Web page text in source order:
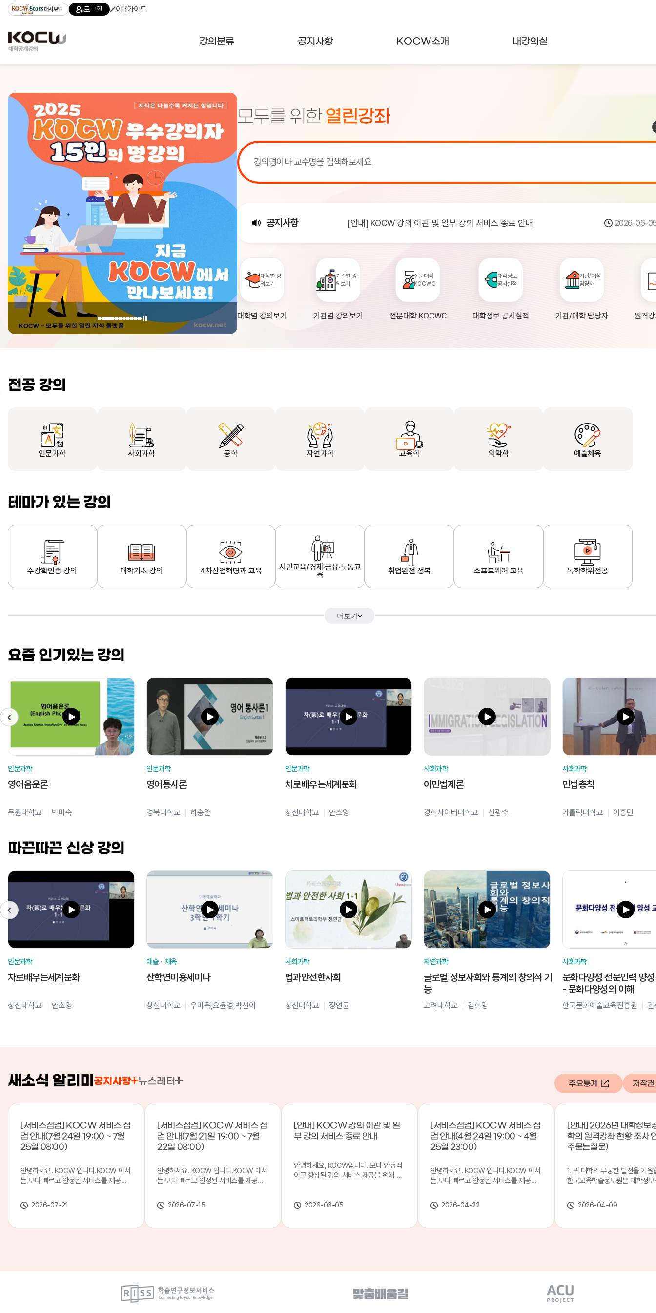
대시보드 로그인 이용가이드
강의분류
기관강의
테마강의
공지사항
주요통계현황
KOCW소개 내강의실
모두를 위한 열린강좌
공지사항
[서비스점검] KOCW 서비스 점검 안내(7월 24일 19:00 ~ 7월... 2026-07-
[안내] KOCW 강의 이관 및 일부 강의 서비스 종료 안내 2026-06-
[안내] 2026년 대학정보공시 대학의 원격강좌 현황 조사 안내(자주묻... 2026-04-
대학별 강
의보기
대학별 강의보기
기관별 강
의보기
기관별 강의보기
전문대학
KOCWC
전문대학 KOCWC
대학정보
공시실적
대학정보 공시실적
기관/대학
담당자
기관/대학 담당자 원격
전공 강의
인문과학 사회과학 공학 자연과학 교육학 의약학 예술체육
테마가 있는 강의
수강확인증 강의 대학기초 강의 4차산업혁명과 교육
시민교육/경제·금융·노동교
육
취업완전 정복 소프트웨어 교육 독학학위전공
더보기
요즘 인기있는 강의
인문과학
영어음운론
목원대학교 박미숙
인문과학
영어통사론
경북대학교 하승완
인문과학
차로배우는세계문화
창신대학교 안소영
사회과학
이민법제론
경희사이버대학교 신광수
사회과학
민법총칙
가톨릭대학교 이홍민
따끈따끈 신상 강의
인문과학
차로배우는세계문화
창신대학교 안소영
예술ㆍ체육
산학연미용세미나
창신대학교 우미옥,오윤경,박선이
사회과학
법과안전한사회
창신대학교 정연균
자연과학
글로벌 정보사회와 통계의 창의적 기
능
고려대학교 김희영
사회과학
문화다양성 전문인력 양
- 문화다양성의 이해
한국문화예술교육진흥원 권
새소식 알리미 공지사항 뉴스레터
[서비스점검] KOCW 서비스 점
검 안내(7월 24일 19:00 ~ 7월
25일 08:00)
안녕하세요. KOCW 입니다.KOCW 에서
는 보다 빠르고 안정된 서비스를 제공하
합니다.※ 서비스 점검 작업 일시 : 7월
24일(금) 19:00 ~ 7월 25일(토) 08:00
안 서비스가 일시 중지될 수 있으니, 이
2026-07-21
[서비스점검] KOCW 서비스 점
검 안내(7월 21일 19:00 ~ 7월
22일 08:00)
안녕하세요. KOCW 입니다.KOCW 에서
는 보다 빠르고 안정된 서비스를 제공하
합니다.※ 서비스 점검 작업 일시 : 7월 21
일(화) 19:00 ~ 7월 22일(수) 08:00이
서비스가일시 중지될 수 있으니, 이 점 양
2026-07-15
[안내] KOCW 강의 이관 및 일
부 강의 서비스 종료 안내
안녕하세요, KOCW입니다. 보다 안정적
이고 향상된 강의 서비스 제공을 위해 강
스가 종료될 예정이오니, 이용에 참고하
종료 강의 안내 이관 작업으로 인해 일부
었습니다. 서비스 종료 강의 목록은 아래
링크에서 확인하실 수 있습니다. → 서비
2026-06-05
[서비스점검] KOCW 서비스 점
검 안내(4월 24일 19:00 ~ 4월
25일 23:00)
안녕하세요. KOCW 입니다.KOCW 에서
는 보다 빠르고 안정된 서비스를 제공하
합니다.※ 서비스 점검 작업 일시 : 4월
24일(금) 19:00 ~ 4월 25일(토) 23:00
안 일시중지될 예정이오니, 이 점 양해하
2026-04-22
[안내] 2026년 대학정보
학의 원격강좌 현황 조사
주묻는질문)
1. 귀 대학의 무궁한 발전을 기원
한국교육학술정보원은 대학정
본 조사는 2025. 3. 1~2026. 2.
에 운영된 원격강좌(이러닝) 현
강좌(12-바)'에 데이터를 연계할
인시 캠퍼스인 경우 해당 캠퍼스
있는 기관명을 선택하시면 됩니
2026-04-09
주요통계 저작